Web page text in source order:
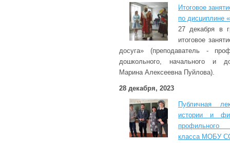
Итоговое
по дисциплине
27 декабря в
итоговое
досуга» (преподаватель -
дошкольного, начального и
Марина Алексеевна Пуйлова).
28 декабря, 2023
Публичная
истории и
профильного
класса МОБУ